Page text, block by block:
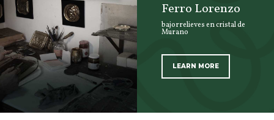
Ferro Lorenzo
bajorrelieves en cristal de
Murano
LEARN MORE